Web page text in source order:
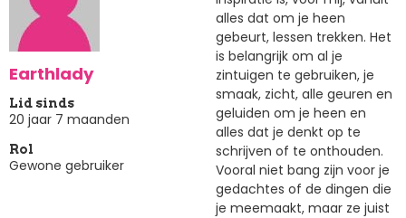
Earthlady
Lid sinds
20 jaar 7 maanden
Rol
Gewone gebruiker
alles dat om je heen
gebeurt, lessen trekken. Het
is belangrijk om al je
zintuigen te gebruiken, je
smaak, zicht, alle geuren en
geluiden om je heen en
alles dat je denkt op te
schrijven of te onthouden.
Vooral niet bang zijn voor je
gedachtes of de dingen die
je meemaakt, maar ze juist